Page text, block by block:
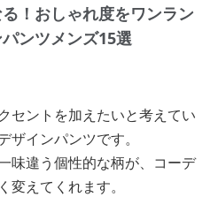
！おしゃれ度をワンラン
ンツメンズ15選
セントを加えたいと考えてい
ザインパンツです。
味違う個性的な柄が、コーデ
変えてくれます。